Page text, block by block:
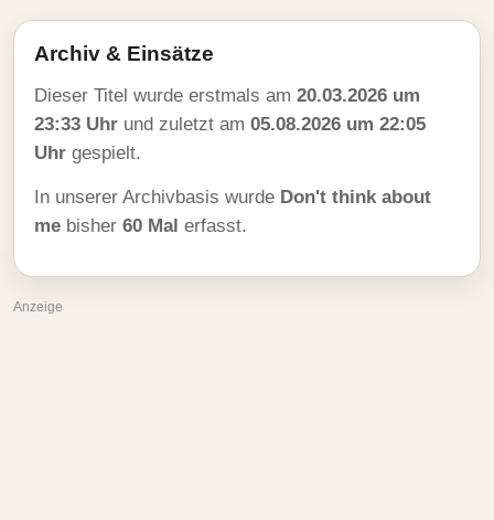
Archiv & Einsätze
Dieser Titel wurde erstmals am 20.03.2026 um
23:33 Uhr und zuletzt am 05.08.2026 um 22:05
Uhr gespielt.
In unserer Archivbasis wurde Don't think about
me bisher 60 Mal erfasst.
Anzeige